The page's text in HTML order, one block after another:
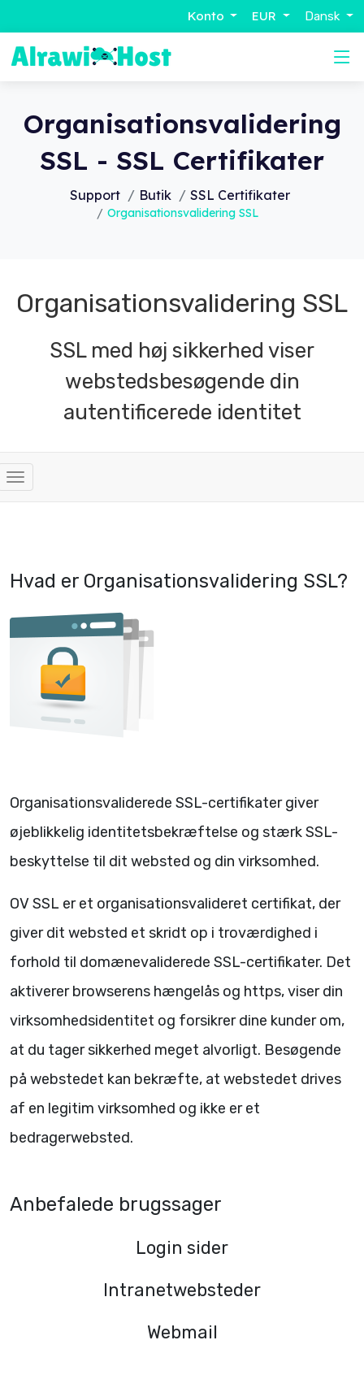
Konto EUR Dansk
Organisationsvalidering
SSL - SSL Certifikater
Support Butik SSL Certifikater
Organisationsvalidering SSL
Organisationsvalidering SSL
SSL med høj sikkerhed viser
webstedsbesøgende din
autentificerede identitet
Skift
navigation
Hvad er Organisationsvalidering SSL?
Organisationsvaliderede SSL-certifikater giver
øjeblikkelig identitetsbekræftelse og stærk SSL-
beskyttelse til dit websted og din virksomhed.
OV SSL er et organisationsvalideret certifikat, der
giver dit websted et skridt op i troværdighed i
forhold til domænevaliderede SSL-certifikater. Det
aktiverer browserens hængelås og https, viser din
virksomhedsidentitet og forsikrer dine kunder om,
at du tager sikkerhed meget alvorligt. Besøgende
på webstedet kan bekræfte, at webstedet drives
af en legitim virksomhed og ikke er et
bedragerwebsted.
Anbefalede brugssager
Login sider
Intranetwebsteder
Webmail